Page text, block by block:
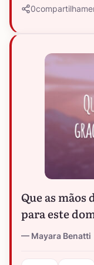
0
Que as mãos
para este
Mayara Benatti